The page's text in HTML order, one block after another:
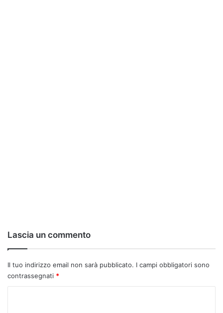
Lascia un commento
Il tuo indirizzo email non sarà pubblicato. I campi obbligatori sono
contrassegnati *